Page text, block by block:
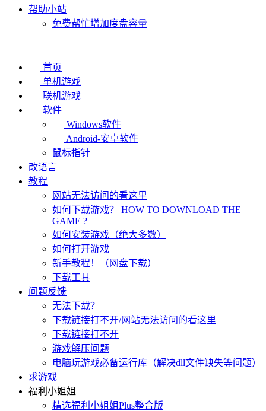
帮助小站
免费帮忙增加度盘容量
首页
单机游戏
联机游戏
软件
Windows软件
Android-安卓软件
鼠标指针
改语言
教程
网站无法访问的看这里
如何下载游戏？ HOW TO DOWNLOAD THE
GAME ?
如何安装游戏（绝大多数）
如何打开游戏
新手教程！（网盘下载）
下载工具
问题反馈
无法下载？
下载链接打不开/网站无法访问的看这里
下载链接打不开
游戏解压问题
电脑玩游戏必备运行库（解决dll文件缺失等问题）
求游戏
福利小姐姐
精选福利小姐姐Plus整合版